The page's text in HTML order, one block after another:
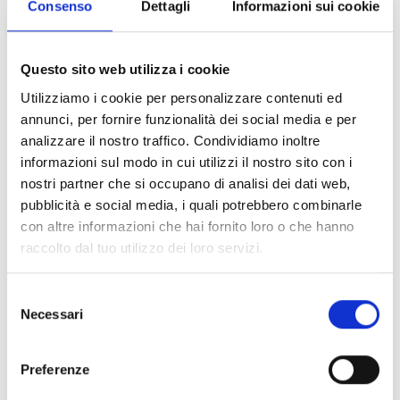
Consenso Dettagli Informazioni sui cookie
Questo sito web utilizza i cookie
Utilizziamo i cookie per personalizzare contenuti ed
annunci, per fornire funzionalità dei social media e per
analizzare il nostro traffico. Condividiamo inoltre
informazioni sul modo in cui utilizzi il nostro sito con i
nostri partner che si occupano di analisi dei dati web,
pubblicità e social media, i quali potrebbero combinarle
con altre informazioni che hai fornito loro o che hanno
raccolto dal tuo utilizzo dei loro servizi.
delNecessari
Preferenze
teto
parede
Altifalantes acústicos de
parede da série Music
Altifalantes acústicos de